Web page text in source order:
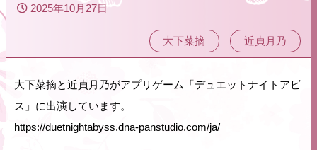
2025年10月27日
大下菜摘 近貞月乃
大下菜摘と近貞月乃がアプリゲーム「デュエットナイトアビ
ス」に出演しています。
https://duetnightabyss.dna-panstudio.com/ja/